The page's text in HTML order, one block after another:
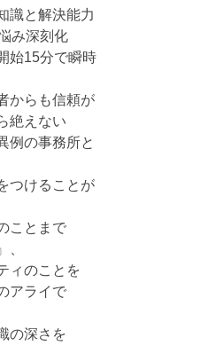
識と解決能力
み深刻化
始15分で瞬時
からも信頼が
絶えない
例の事務所と
つけることが
ことまで
、
ィのことを
アライで
の深さを